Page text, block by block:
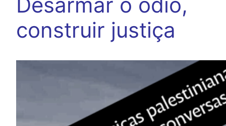
construir justiça